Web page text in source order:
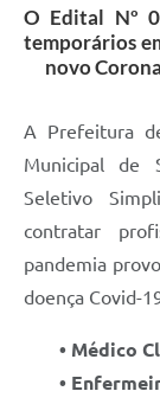
O Edital Nº
temporários
novo
A Prefeitura
Municipal de
Seletivo
contratar
pandemia
doença Covid-
• Médico
•